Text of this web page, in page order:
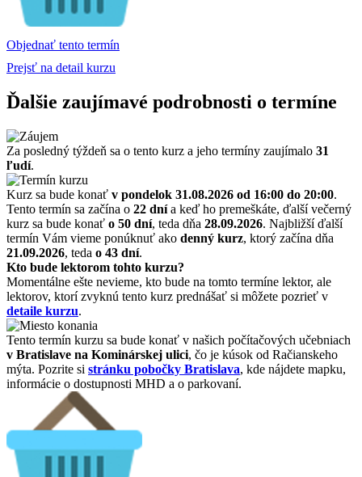
Objednať tento termín
Prejsť na detail kurzu
Ďalšie zaujímavé podrobnosti o termíne
Za posledný týždeň sa o tento kurz a jeho termíny zaujímalo 31
ľudí.
Kurz sa bude konať v pondelok 31.08.2026 od 16:00 do 20:00.
Tento termín sa začína o 22 dnía keď ho premeškáte, ďalší večerný
kurz sa bude konať o 50 dní, teda dňa 28.09.2026. Najbližší ďalší
termín Vám vieme ponúknuť ako denný kurz, ktorý začína dňa
21.09.2026, teda o 43 dní.
Kto bude lektorom tohto kurzu?
Momentálne ešte nevieme, kto bude na tomto termíne lektor, ale
lektorov, ktorí zvyknú tento kurz prednášať si môžete pozrieť v
detaile kurzu.
Tento termín kurzu sa bude konať v našich počítačových učebniach
v Bratislave na Kominárskej ulici, čo je kúsok od Račianskeho
mýta. Pozrite si stránku pobočky Bratislava, kde nájdete mapku,
informácie o dostupnosti MHD a o parkovaní.